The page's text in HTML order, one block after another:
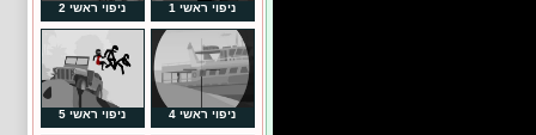
ניפוי ראשי 1 ניפוי ראשי 2
ניפוי ראשי 4 ניפוי ראשי 5